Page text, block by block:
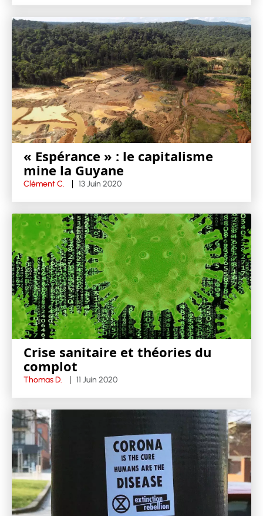
« Espérance » : le capitalisme
mine la Guyane
Clément C. 13 Juin 2020
Crise sanitaire et théories du
complot
Thomas D. 11 Juin 2020